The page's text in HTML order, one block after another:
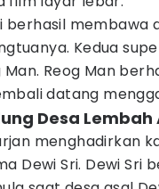
berhasil membawa
Kedua
Reog Man
datang
Desa Lembah
menghadirkan
Dewi Sri. Dewi Sri